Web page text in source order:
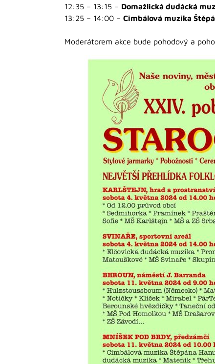
12:35 – 13:15 – Domažlická dudácká
13:25 – 14:00 – Cimbálová muzika
Moderátorem akce bude pohodový a